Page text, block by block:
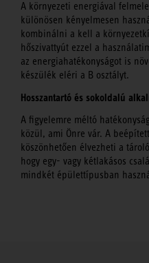
A környezeti energiával
különösen kényelmesen
kombinálni a kell a
hőszivattyút ezzel a
az energiahatékonyságot is
készülék eléri a B osztályt.
Hosszantartó és sokoldalú
A figyelemre méltó
közül, ami Önre vár. A
köszönhetően élvezheti a
hogy egy- vagy kétlakásos
mindkét épülettípusban